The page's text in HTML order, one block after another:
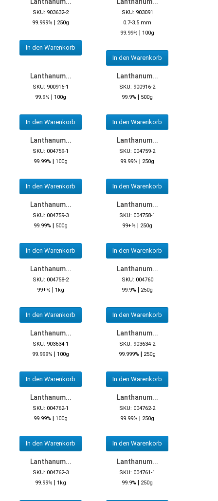
SKU: 903632-2
99.999% | 250g
In den Warenkorb
SKU: 903091
0.7-3.5 mm
99.99% | 100g
In den Warenkorb
Lanthanum...
SKU: 900916-1
99.9% | 100g
In den Warenkorb
Lanthanum...
SKU: 900916-2
99.9% | 500g
In den Warenkorb
Lanthanum...
SKU: 004759-1
99.99% | 100g
In den Warenkorb
Lanthanum...
SKU: 004759-2
99.99% | 250g
In den Warenkorb
Lanthanum...
SKU: 004759-3
99.99% | 500g
In den Warenkorb
Lanthanum...
SKU: 004758-1
99+% | 250g
In den Warenkorb
Lanthanum...
SKU: 004758-2
99+% | 1kg
In den Warenkorb
Lanthanum...
SKU: 004760
99.9% | 250g
In den Warenkorb
Lanthanum...
SKU: 903634-1
99.999% | 100g
In den Warenkorb
Lanthanum...
SKU: 903634-2
99.999% | 250g
In den Warenkorb
Lanthanum...
SKU: 004762-1
99.99% | 100g
In den Warenkorb
Lanthanum...
SKU: 004762-2
99.99% | 250g
In den Warenkorb
Lanthanum...
SKU: 004762-3
99.99% | 1kg
Lanthanum...
SKU: 004761-1
99.9% | 250g